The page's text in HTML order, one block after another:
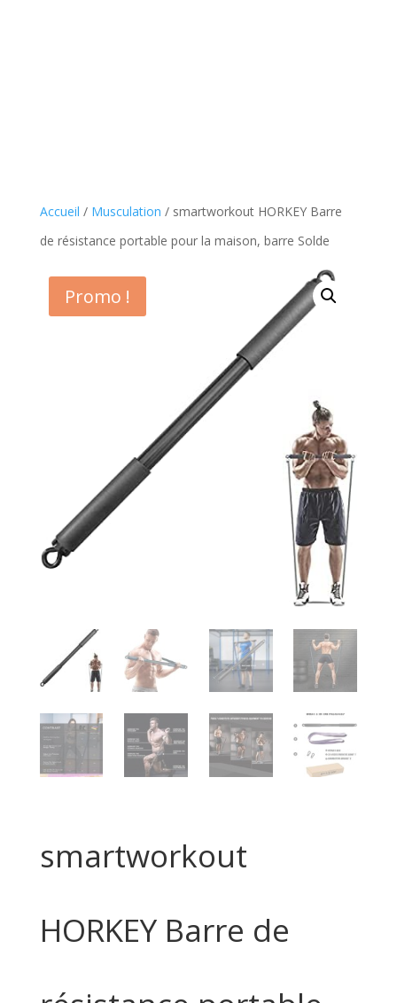
Accueil / Musculation / smartworkout HORKEY Barre
de résistance portable pour la maison, barre Solde
Promo !
smartworkout
HORKEY Barre de